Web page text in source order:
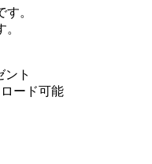
。
ント
ード可能